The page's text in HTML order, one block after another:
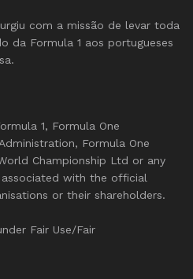
com a missão de levar toda
da Formula 1 aos portugueses
1, Formula One
Formula One
Championship Ltd or any
with the official
or their shareholders.
Fair Use/Fair